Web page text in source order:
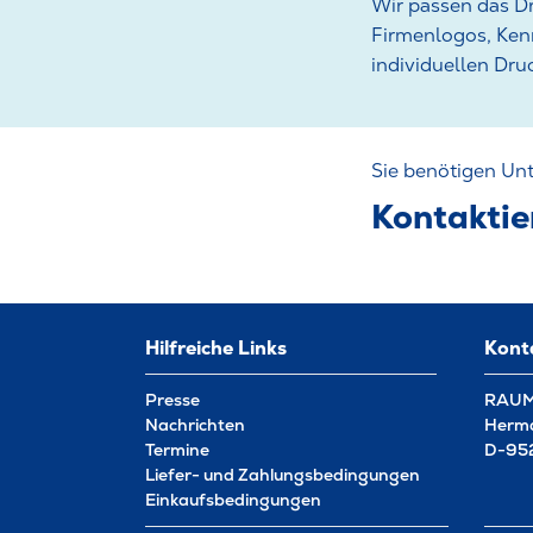
Wir passen das
Firmenlogos,
individuellen
Sie benötigen
Hilfreiche Links
Presse
Nachrichten
Termine
Liefer- und Zahlungsbedingungen
Einkaufsbedingungen
D-